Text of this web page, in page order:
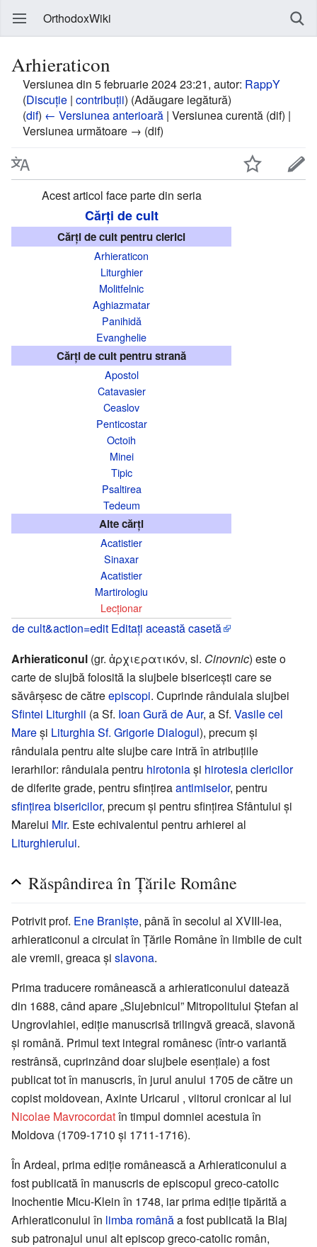
OrthodoxWiki
Arhieraticon
Versiunea din 5 februarie 2024 23:21, autor: RappY
(Discuție | contribuții) (Adăugare legătură)
(dif) ← Versiunea anterioară | Versiunea curentă (dif) |
Versiunea următoare → (dif)
Acest articol face parte din seria
Cărți de cult
Cărți de cult pentru clerici
Arhieraticon
Liturghier
Molitfelnic
Aghiazmatar
Panihidă
Evanghelie
Cărți de cult pentru strană
Apostol
Catavasier
Ceaslov
Penticostar
Octoih
Minei
Tipic
Psaltirea
Tedeum
Alte cărți
Acatistier
Sinaxar
Acatistier
Martirologiu
Lecționar
de cult&action=edit Editați această casetă
Arhieraticonul (gr. ἀρχιερατικόν, sl. Cinovnic) este o
carte de slujbă folosită la slujbele bisericeşti care se
săvârşesc de cătreepiscopi. Cuprinde rânduiala slujbei
Sfintei Liturghii (a Sf. Ioan Gură de Aur, a Sf. Vasile cel
Mareşi Liturghia Sf. Grigorie Dialogul), precum şi
rânduiala pentru alte slujbe care intră în atribuţiile
ierarhilor: rânduiala pentru hirotoniaşi hirotesiaclericilor
de diferite grade, pentru sfinţireaantimiselor, pentru
sfinţirea bisericilor, precum şi pentru sfinţirea Sfântului şi
Marelui Mir. Este echivalentul pentru arhierei al
Liturghierului.
Răspândirea în Ţările Române
Potrivit prof. Ene Branişte, până în secolul al XVIII-lea,
arhieraticonul a circulat în Ţările Române în limbile de cult
ale vremii, greaca şi slavona.
Prima traducere românească a arhieraticonului datează
din 1688, când apare „Slujebnicul” Mitropolitului Ştefan al
Ungrovlahiei, ediţie manuscrisă trilingvă greacă, slavonă
şi română. Primul text integral românesc (într-o variantă
restrânsă, cuprinzând doar slujbele esenţiale) a fost
publicat tot în manuscris, în jurul anului 1705 de către un
copist moldovean, Axinte Uricarul , viitorul cronicar al lui
Nicolae Mavrocordatîn timpul domniei acestuia în
Moldova (1709-1710 şi 1711-1716).
În Ardeal, prima ediţie românească a Arhieraticonului a
fost publicată în manuscris de episcopul greco-catolic
Inochentie Micu-Klein în 1748, iar prima ediţie tipărită a
Arhieraticonului în limba românăa fost publicată la Blaj
sub patronajul unui alt episcop greco-catolic român,